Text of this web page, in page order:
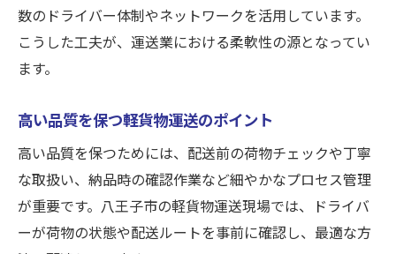
数のドライバー体制やネットワークを活用しています。
こうした工夫が、運送業における柔軟性の源となってい
ます。
高い品質を保つ軽貨物運送のポイント
高い品質を保つためには、配送前の荷物チェックや丁寧
な取扱い、納品時の確認作業など細やかなプロセス管理
が重要です。八王子市の軽貨物運送現場では、ドライバ
ーが荷物の状態や配送ルートを事前に確認し、最適な方